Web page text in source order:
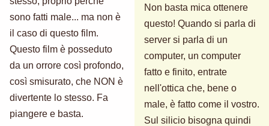
sono fatti male... ma non è
il caso di questo film.
Questo film è posseduto
da un orrore così profondo,
così smisurato, che NON è
divertente lo stesso. Fa
piangere e basta.
Non basta mica ottenere
questo! Quando si parla di
server si parla di un
computer, un computer
fatto e finito, entrate
nell'ottica che, bene o
male, è fatto come il vostro.
Sul silicio bisogna quindi